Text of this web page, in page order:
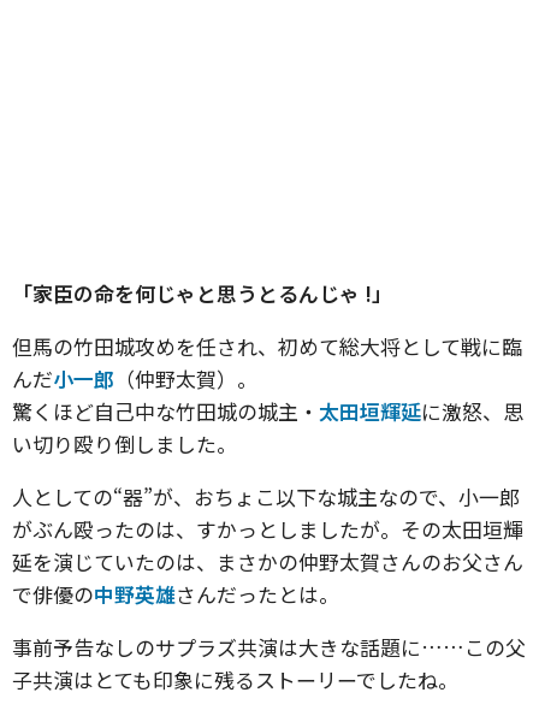
「家臣の命を何じゃと思うとるんじゃ !」
但馬の竹田城攻めを任され、初めて総大将として戦に臨
んだ小一郎 （仲野太賀）。
驚くほど自己中な竹田城の城主・ 太田垣輝延に激怒、思
い切り殴り倒しました。
人としての“器”が、おちょこ以下な城主なので、小一郎
がぶん殴ったのは、すかっとしましたが。その太田垣輝
延を演じていたのは、まさかの仲野太賀さんのお父さん
で俳優の中野英雄さんだったとは。
事前予告なしのサプラズ共演は大きな話題に……この父
子共演はとても印象に残るストーリーでしたね。